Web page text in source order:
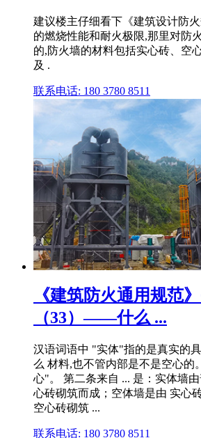
建议楼主仔细看下《建筑设计防
的燃烧性能和耐火极限,那里对防
的,防火墙的材料包括实心砖、空
及 .
联系电话: 180 3780 8511
《建筑防火通用规范
（33）——什么 ...
汉语词语中 "实体"指的是真实的
么 材料,也不管内部是不是空心的
心"。 第二条来自 ... 是：实体墙
心砖砌筑而成；空体墙是由 实心
空心砖砌筑 ...
联系电话: 180 3780 8511